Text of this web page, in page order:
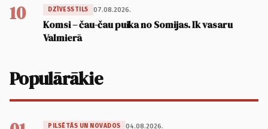
10 DZĪVESSTILS 07.08.2026.
Komsi – čau-čau puika no Somijas. Ik vasaru
Valmierā
Populārākie
PILSĒTĀS UN NOVADOS 04.08.2026.